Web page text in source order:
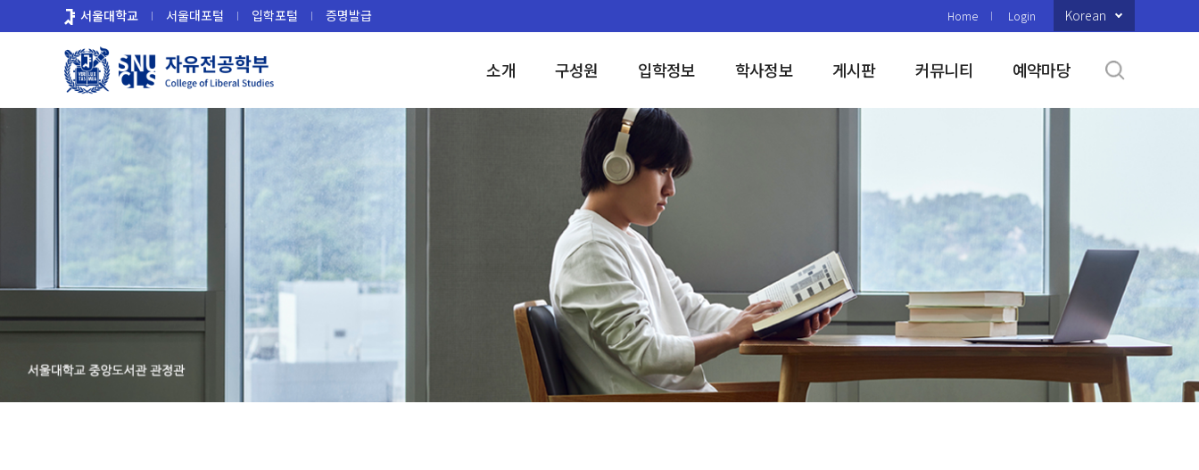
로
서울대학교 서울대포털 입학포털 증명발급 Home Login Korean
소개 구성원 입학정보 학사정보 게시판 커뮤니티 예약마당